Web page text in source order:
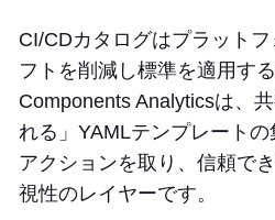
CI/CDカタログはプラット
フトを削減し標準を適用す
Components Analyticsは、
れる」YAMLテンプレートの
アクションを取り、信頼で
視性のレイヤーです。